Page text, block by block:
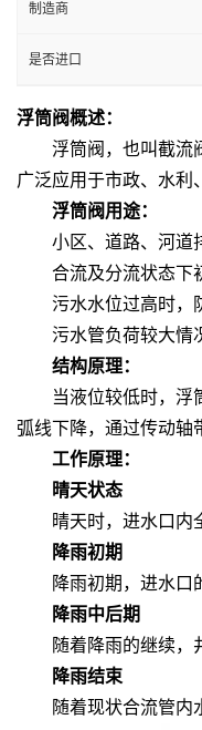
制造商
是否进口
浮筒阀概述：
浮筒阀，也叫截流阀
广泛应用于市政、水利
浮筒阀用途：
小区、道路、河道
合流及分流状态下
污水水位过高时，
污水管负荷较大情况
结构原理：
当液位较低时，浮筒
弧线下降，通过传动轴
工作原理：
晴天状态
晴天时，进水口内全
降雨初期
降雨初期，进水口的
降雨中后期
随着降雨的继续，井
降雨结束
随着现状合流管内水